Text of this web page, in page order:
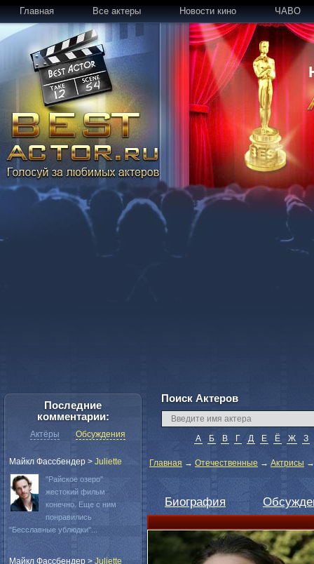
Главная Все актеры Новости кино ЧАВО
Поиск Актеров
А Б В Г Д Е Ё Ж З
Главная → Отечественные → Актрисы
Биография
Последние
комментарии:
Актёры Обсуждения
Майкл Фассбендер > Juliette
"Райское озеро"
жестокий фильм
конечно. Еще с ним
понравились
"Бесславные ублюдки"...
Майкл Фассбендер > Juliette